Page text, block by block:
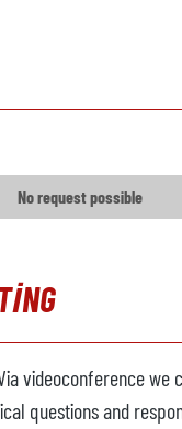
No request possible
videoconference we
questions and